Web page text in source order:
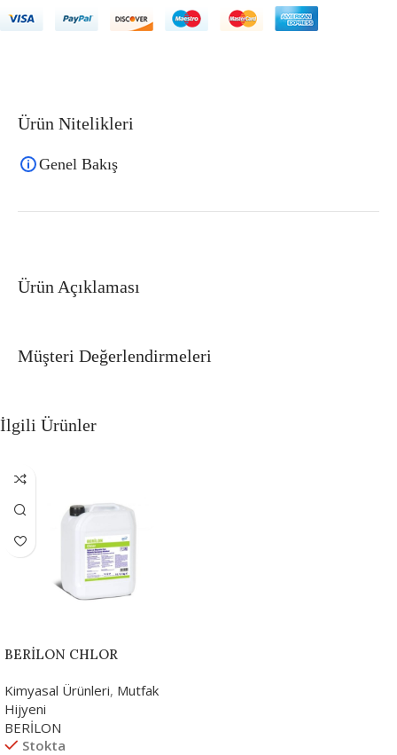
Ürün Açıklaması
Ürün Nitelikleri
Genel Bakış
Müşteri Değerlendirmeleri
İlgili Ürünler
BERİLON CHLOR
Kimyasal Ürünleri, Mutfak
Hijyeni
BERİLON
Stokta